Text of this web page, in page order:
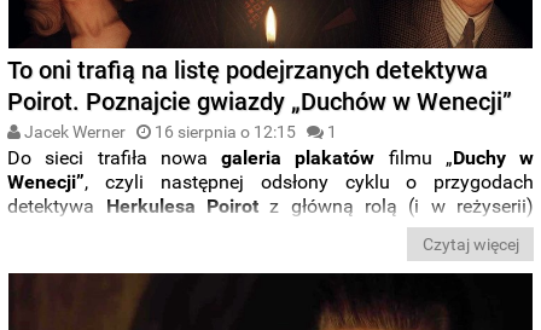
To oni trafią na listę podejrzanych detektywa
Poirot. Poznajcie gwiazdy „Duchów w Wenecji”
Jacek Werner 16 sierpnia o 12:15 1
Do sieci trafiła nowa galeria plakatów filmu „Duchy w
Wenecji”, czyli następnej odsłony cyklu o przygodach
detektywa Herkulesa Poirotz główną rolą (i w reżyserii)
. Tym razem mamy okazję przyjrzeć się z
osobna każdemu z bohaterów uwikłanych w nową intrygę
inspirowaną opowieściąAgathy Christie.
Czytaj więcej